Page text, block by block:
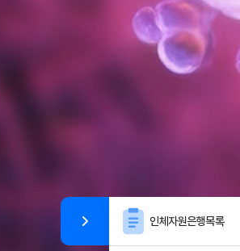
인체자원은행목록